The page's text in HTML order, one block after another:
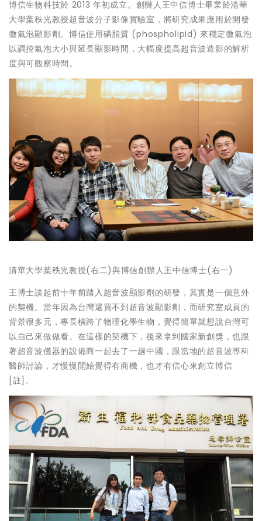
博信生物科技於 2013 年初成立。創辦人王中信博士畢業於清華
大學葉秩光教授超音波分子影像實驗室，將研究成果應用於開發
微氣泡顯影劑。博信使用磷脂質 (phospholipid) 來穩定微氣泡
以調控氣泡大小與延長顯影時間，大幅度提高超音波造影的解析
度與可觀察時間。
清華大學葉秩光教授(右二)與博信創辦人王中信博士(右一)
王博士談起前十年前踏入超音波顯影劑的研發，其實是一個意外
的契機。當年因為台灣還買不到超音波顯影劑，而研究室成員的
背景很多元，專長橫跨了物理化學生物，覺得簡單就想說台灣可
以自己來做做看。在這樣的契機下，後來拿到國家新創獎，也跟
著超音波儀器的設備商一起去了一趟中國，跟當地的超音波專科
醫師討論，才慢慢開始覺得有商機，也才有信心來創立博信
[註]。